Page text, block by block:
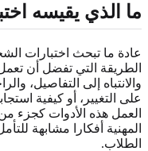
ما الذي يقيسه
عادة ما تبحث اختبارات
الطريقة التي تفضل أن
والانتباه إلى التفاصيل،
على التغيير، أو كيفية
العمل هذه الأدوات كجزء
المهنية أفكارا مشابهة
الطلاب.